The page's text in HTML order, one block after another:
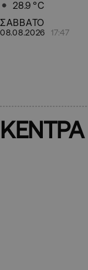
28.9 °C
ΣΑΒΒΑΤΟ
08.08.2026 17:47
ΚΕΝΤΡΑ